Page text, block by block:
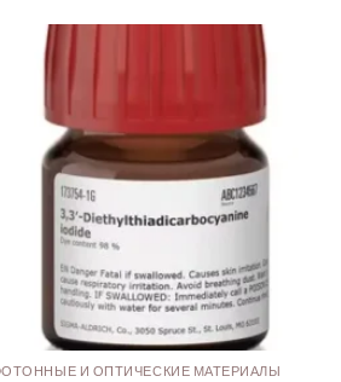
И ОПТИЧЕСКИЕ МАТЕРИАЛЫ